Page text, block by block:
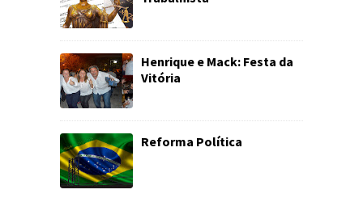
Henrique e Mack: Festa da
Vitória
Reforma Política